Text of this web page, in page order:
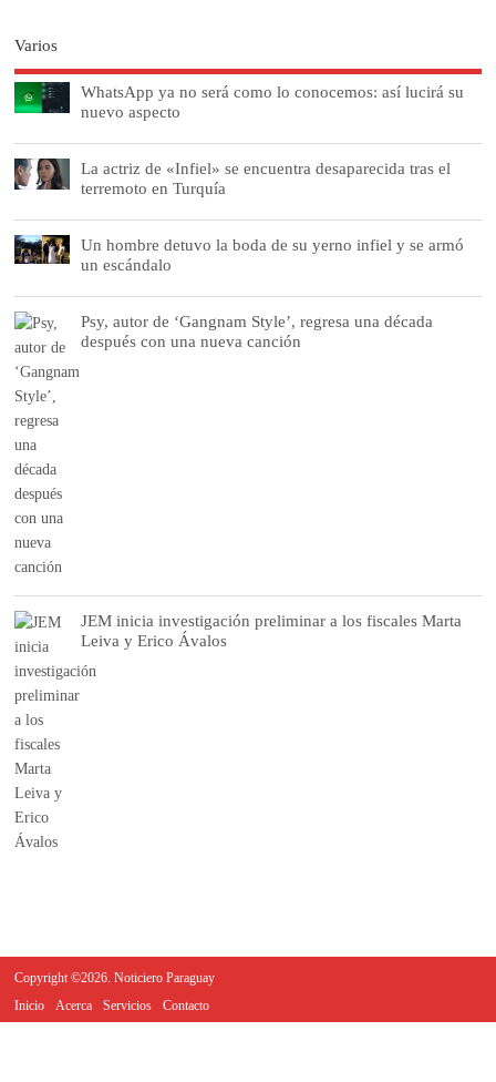
Varios
WhatsApp ya no será como lo conocemos: así lucirá su
nuevo aspecto
La actriz de «Infiel» se encuentra desaparecida tras el
terremoto en Turquía
Un hombre detuvo la boda de su yerno infiel y se armó
un escándalo
Psy, autor de ‘Gangnam Style’, regresa una década
después con una nueva canción
JEM inicia investigación preliminar a los fiscales Marta
Leiva y Erico Ávalos
Copyright ©2026. Noticiero Paraguay
Inicio
Acerca Servicios Contacto